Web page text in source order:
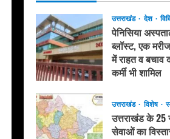
उत्तराखंड देश
पेनिसिया
ब्लॉस्ट, एक
में राहत व
कर्मी भी शामिल
उत्तराखंड
विशेष
उत्तराखंड के 25
सेवाओं का